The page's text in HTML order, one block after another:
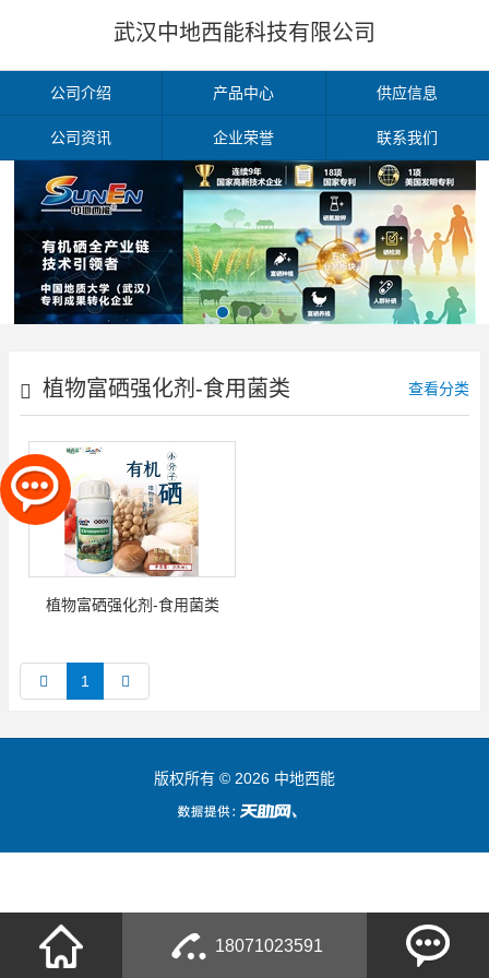
武汉中地西能科技有限公司
公司介绍 产品中心 供应信息
公司资讯 企业荣誉 联系我们
植物富硒强化剂-食用菌类 查看分类
植物富硒强化剂-食用菌类
1
18071023591
版权所有 © 2026 中地西能